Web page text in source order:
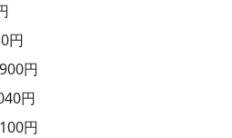
円
円
円
円